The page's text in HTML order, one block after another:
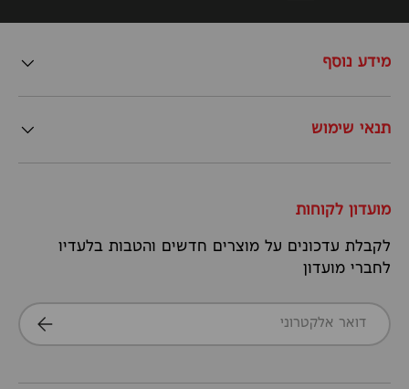
מידע נוסף
תנאי שימוש
מועדון לקוחות
לקבלת עדכונים על מוצרים חדשים והטבות בלעדיו
לחברי מועדון
דואר אלקטרוני
הרשמה